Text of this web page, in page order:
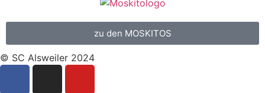
zu den MOSKITOS
© SC Alsweiler 2024